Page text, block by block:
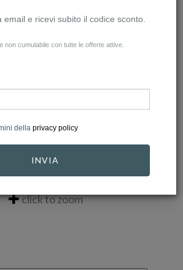
click to zoom
email e ricevi subito il codice sconto.
non cumulabile con tutte le offerte attive.
della privacy policy
INVIA